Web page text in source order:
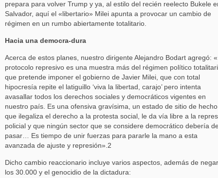
prepara para volver Trump y ya, al estilo del recién reelecto Bukele
Salvador, aquí el «libertario» Milei apunta a provocar un cambio de
régimen en un rumbo abiertamente totalitario.
Hacia una democra-dura
Acerca de estos planes, nuestro dirigente Alejandro Bodart agregó:
protocolo represivo es una muestra más del régimen político
que pretende imponer el gobierno de Javier Milei, que con total
hipocresía repite el latiguillo ‘viva la libertad, carajo’ pero intenta
avasallar todos los derechos sociales y democráticos vigentes en
nuestro país. Es una ofensiva gravísima, un estado de sitio de hecho
que ilegaliza el derecho a la protesta social, le da vía libre a la
policial y que ningún sector que se considere democrático debería
pasar… Es tiempo de unir fuerzas para pararle la mano a esta
avanzada de ajuste y represión».2
Dicho cambio reaccionario incluye varios aspectos, además de
los 30.000 y el genocidio de la dictadura: